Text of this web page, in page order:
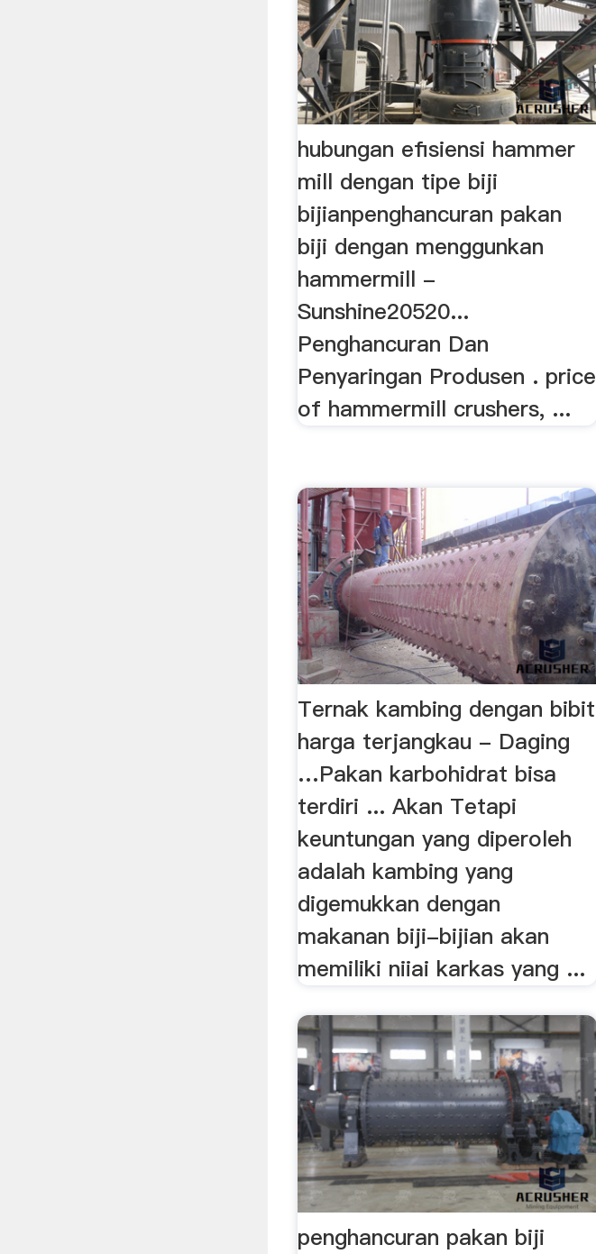
hubungan efisiensi hammer
mill dengan tipe biji
bijianpenghancuran pakan
biji dengan menggunkan
hammermill -
Sunshine20520...
Penghancuran Dan
Penyaringan Produsen . price
of hammermill crushers, ...
Ternak kambing dengan bibit
harga terjangkau - Daging
…Pakan karbohidrat bisa
terdiri ... Akan Tetapi
keuntungan yang diperoleh
adalah kambing yang
digemukkan dengan
makanan biji-bijian akan
memiliki niiai karkas yang ...
penghancuran pakan biji